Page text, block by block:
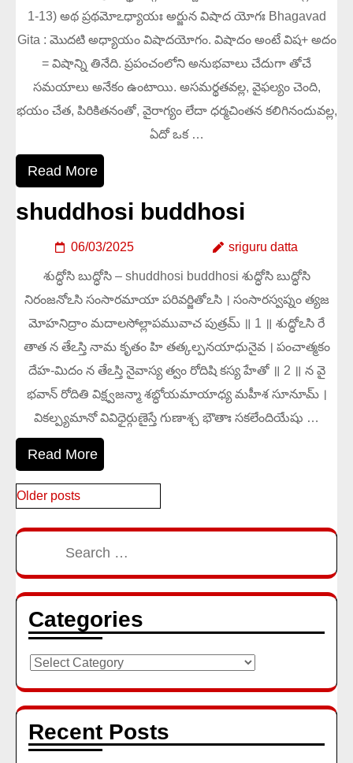
1-13) అథ ప్రథమోఽధ్యాయః అర్జున విషాద యోగః Bhagavad
Gita : మొదటి అధ్యాయం విషాదయోగం. విషాదం అంటే విష+ అదం
= విషాన్ని తినేది. ప్రపంచంలోని అనుభవాలు చేదుగా తోచే
సమయాలు అనేకం ఉంటాయి. అసమర్థతవల్ల, వైఫల్యం చెంది,
భయం చేత, పిరికితనంతో, వైరాగ్యం లేదా ధర్మచింతన కలిగినందువల్ల,
ఏదో ఒక …
Read More
shuddhosi buddhosi
06/03/2025 sriguru datta
శుద్ధోసి బుద్ధోసి – shuddhosi buddhosi శుద్ధోసి బుద్ధోసి
నిరంజనోఽసి సంసారమాయా పరివర్జితోఽసి । సంసారస్వప్నం త్యజ
మోహనిద్రాం మదాలసోల్లాపమువాచ పుత్రమ్ ॥ 1 ॥ శుద్ధోఽసి రే
తాత న తేఽస్తి నామ కృతం హి తత్కల్పనయాధునైవ । పంచాత్మకం
దేహ-మిదం న తేఽస్తి నైవాస్య త్వం రోదిషి కస్య హేతో ॥ 2 ॥ న వై
భవాన్ రోదితి విక్ష్వజన్మా శబ్ధోయమాయాధ్య మహీశ సూనూమ్ ।
వికల్ప్యమానో వివిధైర్గుణైస్తే గుణాశ్చ భౌతాః సకలేందియేషు …
Read More
Posts
Older posts
Search
for:
Categories
Categories
Recent Posts